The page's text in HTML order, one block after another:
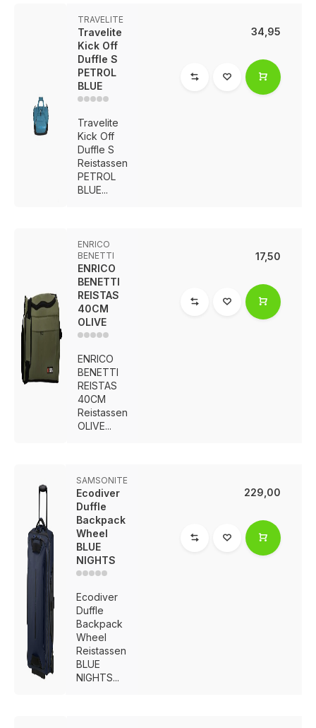
TRAVELITE
Travelite
Kick Off
Duffle S
PETROL
BLUE
Travelite
Kick Off
Duffle S
Reistassen
PETROL
BLUE...
34,95
ENRICO
BENETTI
ENRICO
BENETTI
REISTAS
40CM
OLIVE
ENRICO
BENETTI
REISTAS
40CM
Reistassen
OLIVE...
17,50
SAMSONITE
Ecodiver
Duffle
Backpack
Wheel
BLUE
NIGHTS
Ecodiver
Duffle
Backpack
Wheel
Reistassen
BLUE
NIGHTS...
229,00